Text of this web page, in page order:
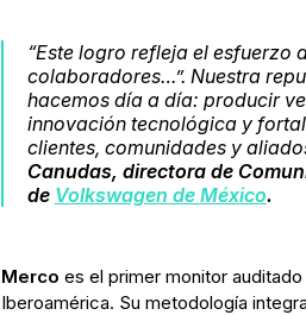
“Este logro refleja el esfuerzo
colaboradores…”. Nuestra
hacemos día a día: producir
innovación tecnológica y
clientes, comunidades y
Canudas, directora de
de Volkswagen de México.
Merco es el primer monitor
Iberoamérica. Su metodología